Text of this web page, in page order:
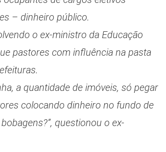
– dinheiro público.
o ex-ministro da Educação
pastores com influência na pasta
a quantidade de imóveis, só pegar
colocando dinheiro no fundo de
questionou o ex-